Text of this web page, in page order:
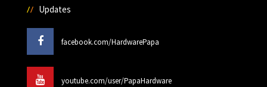
Updates
facebook.com/HardwarePapa
youtube.com/user/PapaHardware